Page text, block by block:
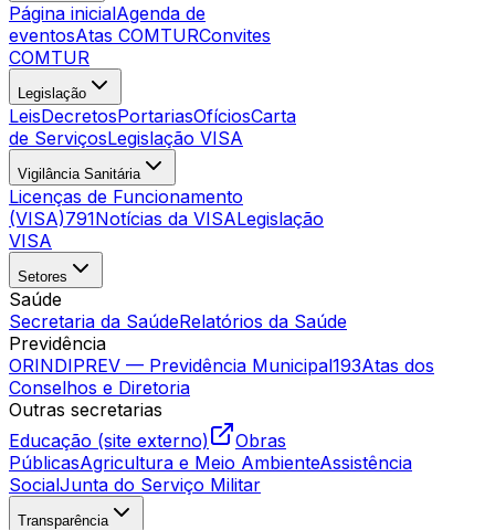
Página inicialAgenda de
eventosAtas COMTURConvites
COMTUR
Legislação
LeisDecretosPortariasOfíciosCarta
de ServiçosLegislação VISA
Vigilância Sanitária
Licenças de Funcionamento
(VISA)791Notícias da VISALegislação
VISA
Setores
Saúde
Secretaria da SaúdeRelatórios da Saúde
Previdência
ORINDIPREV — Previdência Municipal193Atas dos
Conselhos e Diretoria
Outras secretarias
Educação (site externo)
Obras
PúblicasAgricultura e Meio AmbienteAssistência
SocialJunta do Serviço Militar
Transparência